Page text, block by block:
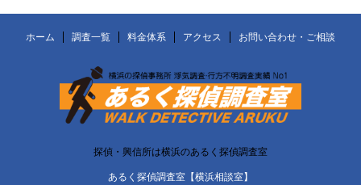
ホーム 調査一覧 料金体系 アクセス お問い合わせ・ご相談
探偵・興信所は横浜のあるく探偵調査室
あるく探偵調査室【横浜相談室】